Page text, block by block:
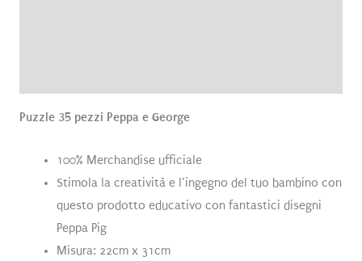
Puzzle 35 pezzi Peppa e George
100% Merchandise ufficiale
Stimola la creatività e l’ingegno del tuo bambino con
questo prodotto educativo con fantastici disegni
Peppa Pig
Misura: 22cm x 31cm